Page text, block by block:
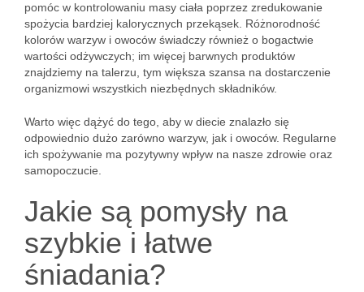
pomóc w kontrolowaniu masy ciała poprzez zredukowanie
spożycia bardziej kalorycznych przekąsek. Różnorodność
kolorów warzyw i owoców świadczy również o bogactwie
wartości odżywczych; im więcej barwnych produktów
znajdziemy na talerzu, tym większa szansa na dostarczenie
organizmowi wszystkich niezbędnych składników.
Warto więc dążyć do tego, aby w diecie znalazło się
odpowiednio dużo zarówno warzyw, jak i owoców. Regularne
ich spożywanie ma pozytywny wpływ na nasze zdrowie oraz
samopoczucie.
Jakie są pomysły na
szybkie i łatwe
śniadania?